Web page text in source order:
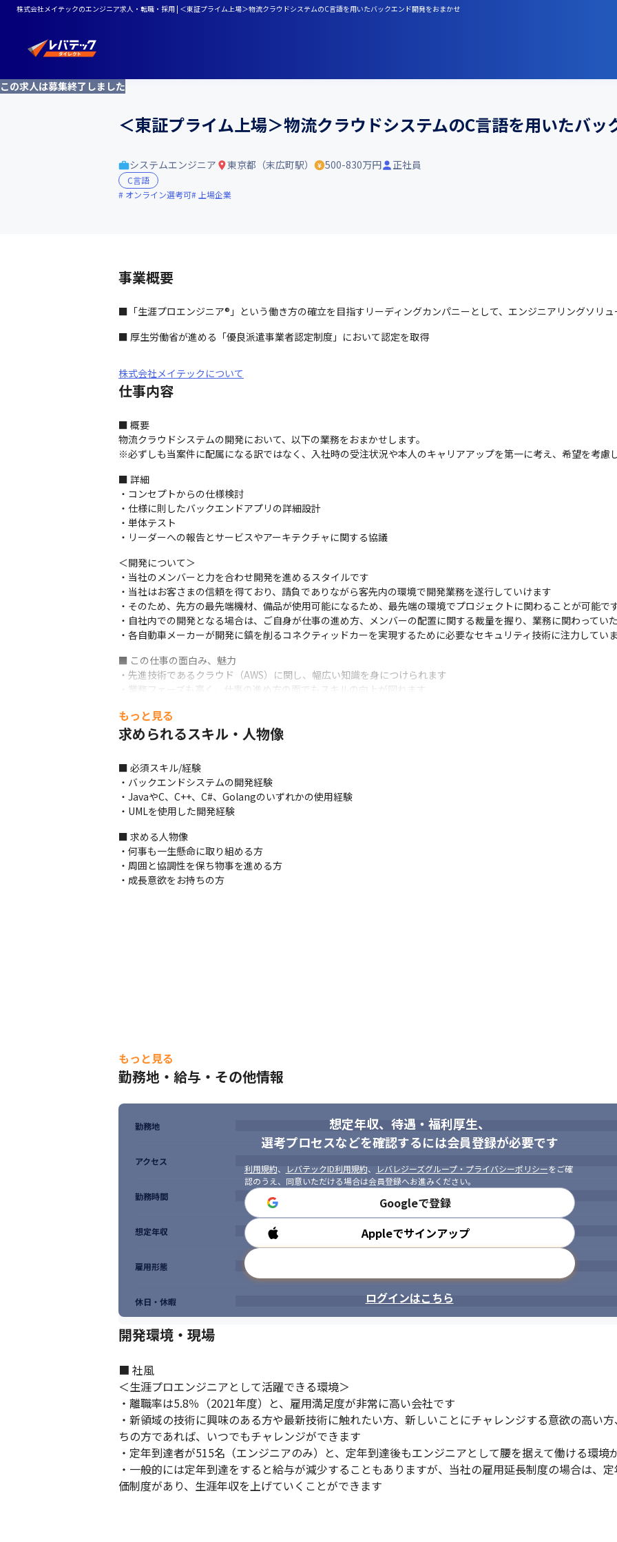
株式会社メイテックのエンジニア求人・転職・採用 | ＜東証プライム上場＞物流クラウドシステムのC言語を用いたバックエンド開発をおまかせ
この求人は募集終了しました
＜東証プライム上場＞物流クラウドシステムのC言語を用いたバッ
システムエンジニア 東京都（末広町駅） 500-830万円 正社員
C言語
オンライン選考可
上場企業
事業概要
■「生涯プロエンジニア®」という働き方の確立を目指すリーディングカンパニーとして、エンジニアリングソリ
■ 厚生労働省が進める「優良派遣事業者認定制度」において認定を取得
株式会社メイテックについて
仕事内容
■ 概要
物流クラウドシステムの開発において、以下の業務をおまかせします。
※必ずしも当案件に配属になる訳ではなく、入社時の受注状況や本人のキャリアアップを第一に考え、希望を考慮
■ 詳細
・コンセプトからの仕様検討
・仕様に則したバックエンドアプリの詳細設計
・単体テスト
・リーダーへの報告とサービスやアーキテクチャに関する協議
＜開発について＞
・当社のメンバーと力を合わせ開発を進めるスタイルです
・当社はお客さまの信頼を得ており、請負でありながら客先内の環境で開発業務を遂行していけます
・そのため、先方の最先端機材、備品が使用可能になるため、最先端の環境でプロジェクトに関わることが可能で
・自社内での開発となる場合は、ご自身が仕事の進め方、メンバーの配置に関する裁量を握り、業務に関わってい
・各自動車メーカーが開発に鎬を削るコネクティッドカーを実現するために必要なセキュリティ技術に注力してい
■ この仕事の面白み、魅力
・先進技術であるクラウド（AWS）に関し、幅広い知識を身につけられます
・業務フェーズも高く、仕事の進め方の面でもスキルの向上が図れます
もっと見る
求められるスキル・人物像
■ 必須スキル/経験
・バックエンドシステムの開発経験
・JavaやC、C++、C#、Golangのいずれかの使用経験
・UMLを使用した開発経験
■ 求める人物像
・何事も一生懸命に取り組める方
・周囲と協調性を保ち物事を進める方
・成長意欲をお持ちの方
もっと見る
勤務地・給与・その他情報
想定年収、待遇・福利厚生、
選考プロセスなどを確認するには会員登録が必要です
利用規約、 レバテックID利用規約、 レバレジーズグループ・プライバシーポリシーをご確
認のうえ、同意いただける場合は会員登録へお進みください。
Googleで登録
Appleでサインアップ
ログインはこちら
勤務地
アクセス
勤務時間
想定年収
雇用形態
休日・休暇
開発環境・現場
■ 社風
＜生涯プロエンジニアとして活躍できる環境＞
・離職率は5.8％（2021年度）と、雇用満足度が非常に高い会社です
・新領域の技術に興味のある方や最新技術に触れたい方、新しいことにチャレンジする意欲の高い
ちの方であれば、いつでもチャレンジができます
・定年到達者が515名（エンジニアのみ）と、定年到達後もエンジニアとして腰を据えて働ける環境
・一般的には定年到達をすると給与が減少することもありますが、当社の雇用延長制度の場合は、
価制度があり、生涯年収を上げていくことができます